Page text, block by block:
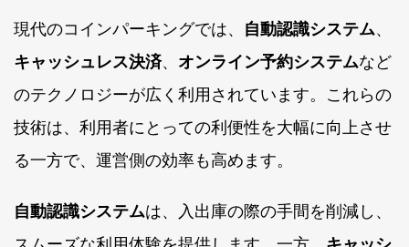
現代のコインパーキングでは、 自動認識システム、
キャッシュレス決済、 オンライン予約システムなど
のテクノロジーが広く利用されています。これらの
技術は、利用者にとっての利便性を大幅に向上させ
る一方で、運営側の効率も高めます。
自動認識システムは、入出庫の際の手間を削減し、